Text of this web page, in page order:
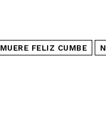
MUERE FELIZ CUMBE